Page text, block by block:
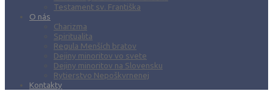
Testament sv. Františka
O nás
Charizma
Spiritualita
Regula Menších bratov
Dejiny minoritov vo svete
Dejiny minoritov na Slovensku
Rytierstvo Nepoškvrnenej
Kontakty